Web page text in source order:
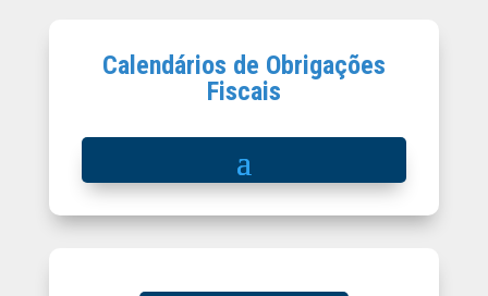
Calendários de Obrigações
Fiscais